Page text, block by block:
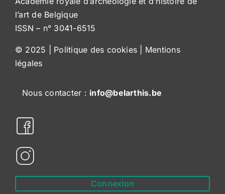
l’art de Belgique
ISSN – n° 3041-6515
© 2025 | Politique des cookies
Mentions
légales
Nous contacter : info@belarthis.be
Connexion